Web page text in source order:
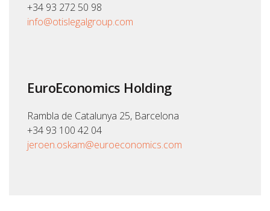
+34 93 272 50 98
info@otislegalgroup.com
EuroEconomics Holding
Rambla de Catalunya 25, Barcelona
+34 93 100 42 04
jeroen.oskam@euroeconomics.com